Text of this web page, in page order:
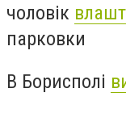
чоловік
парковки
В Борисполі